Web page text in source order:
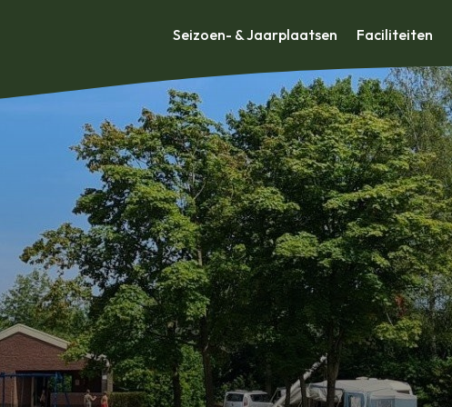
Seizoen- & Jaarplaatsen Faciliteiten